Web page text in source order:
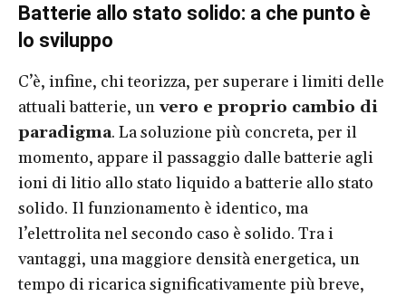
Batterie allo stato solido: a che punto è
lo sviluppo
C’è, infine, chi teorizza, per superare i limiti delle
attuali batterie, unvero e proprio cambio di
paradigma. La soluzione più concreta, per il
momento, appare il passaggio dalle batterie agli
ioni di litio allo stato liquido a batterie allo stato
solido. Il funzionamento è identico, ma
l’elettrolita nel secondo caso è solido. Tra i
vantaggi, una maggiore densità energetica, un
tempo di ricarica significativamente più breve,